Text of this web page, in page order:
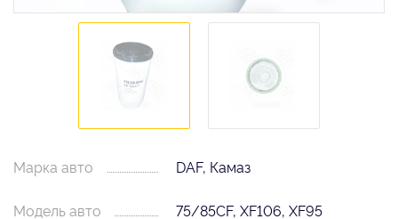
Марка авто DAF, Камаз
Модель авто 75/85CF, XF106, XF95